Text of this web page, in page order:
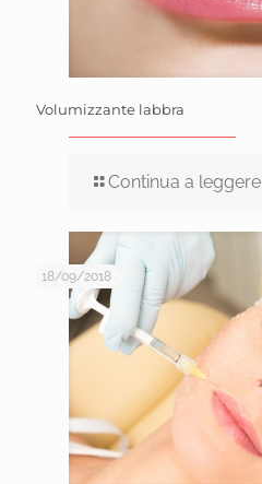
Volumizzante labbra
Continua a leggere
18/09/2018